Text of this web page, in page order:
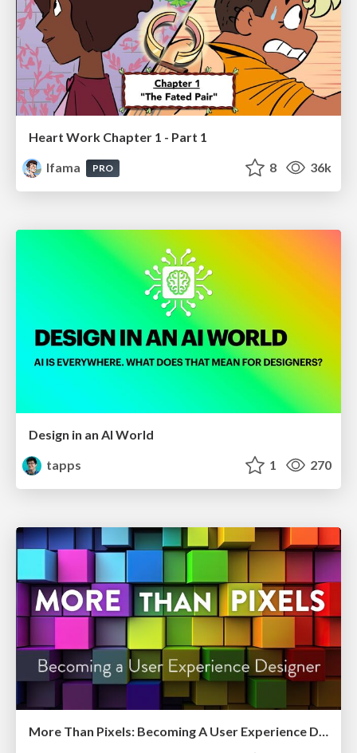
Heart Work Chapter 1 - Part 1
lfama
PRO 8 36k
Design in an AI World
tapps
1 270
More Than Pixels: Becoming A User Experience Designer